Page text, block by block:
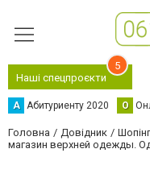
Наші спецпроєкти
5
А Абитуриенту 2020 О
Головна Довідник Шопінг
магазин верхней одежды.